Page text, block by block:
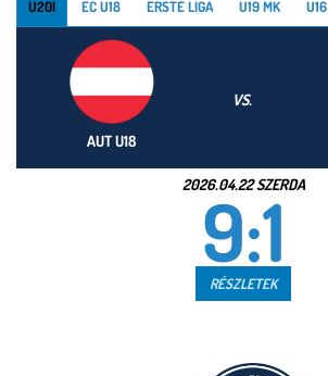
U20I EC U18 ERSTE LIGA U19 MK U16
AUT U18
VS.
2026.04.22 SZERDA
9:1
RÉSZLETEK